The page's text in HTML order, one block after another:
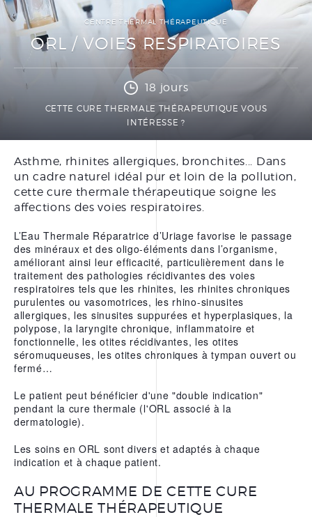
POST-CANCER
LES ATELIERS 6 JOURS
PRÉPARER SA CURE
THERMALE THÉRAPEUTIQUE
DOCUMENTATIONS
FORFAITS
SOINS À LA CARTE
SOINS CORPS
SOINS MAINS ET PIEDS
ÉPILATION
LE CENTRE THERMAL
THÉRAPEUTIQUE
NOS APPS
CENTRE THERMAL THÉRAPEUTIQUE
ORL / VOIES RESPIRATOIRES
18 jours
CETTE CURE THERMALE THÉRAPEUTIQUE VOUS
INTÉRESSE ?
Asthme, rhinites allergiques, bronchites... Dans
un cadre naturel idéal pur et loin de la pollution,
cette cure thermale thérapeutique soigne les
affections des voies respiratoires.
L’Eau Thermale Réparatrice d’Uriage favorise le passage
des minéraux et des oligo-éléments dans l’organisme,
améliorant ainsi leur efficacité, particulièrement dans le
traitement des pathologies récidivantes des voies
respiratoires tels que les rhinites, les rhinites chroniques
purulentes ou vasomotrices, les rhino-sinusites
allergiques, les sinusites suppurées et hyperplasiques, la
polypose, la laryngite chronique, inflammatoire et
fonctionnelle, les otites récidivantes, les otites
séromuqueuses, les otites chroniques à tympan ouvert ou
fermé…
Le patient peut bénéficier d'une "double indication"
pendant la cure thermale (l'ORL associé à la
dermatologie).
Les soins en ORL sont divers et adaptés à chaque
indication et à chaque patient.
AU PROGRAMME DE CETTE CURE
THERMALE THÉRAPEUTIQUE